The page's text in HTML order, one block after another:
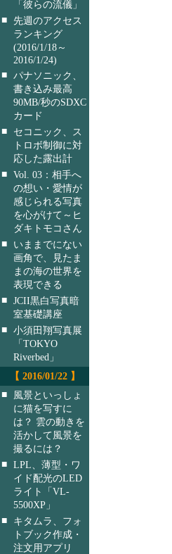
「彼らの流儀」
■ 先週のアクセス
ランキング
(2016/1/18～
2016/1/24)
■ パナソニック、
書き込み最高
90MB/秒のSDXC
カード
■
セコニック、ス
トロボ制御に対
応した露出計
■ Vol. 03：相手へ
の想い・愛情が
感じられる写真
を心がけて～ヒ
ダキトモコさん
■
いままでにない
画角で、見たま
まの海の世界を
表現できる
■ JCII黒白写真暗
室基礎講座
■ 小須田翔写真展
「TOKYO
Riverbed」
【 2016/01/22 】
■
風景といっしょ
に猫を写すに
は？ 雲の動きを
活かして風景を
撮るには？
■ LPL、薄型・ワ
イド配光のLED
ライト「VL-
5500XP」
■
キタムラ、フォ
トブック作成・
注文用アプリ